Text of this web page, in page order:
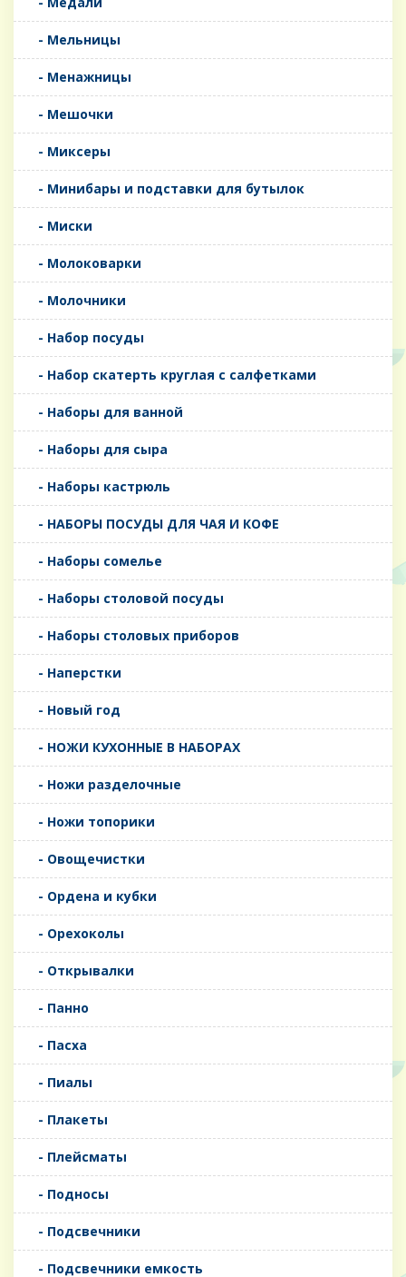
- Мельницы
- Менажницы
- Мешочки
- Миксеры
- Минибары и подставки для бутылок
- Миски
- Молоковарки
- Молочники
- Набор посуды
- Набор скатерть круглая с салфетками
- Наборы для ванной
- Наборы для сыра
- Наборы кастрюль
- НАБОРЫ ПОСУДЫ ДЛЯ ЧАЯ И КОФЕ
- Наборы сомелье
- Наборы столовой посуды
- Наборы столовых приборов
- Наперстки
- Новый год
- НОЖИ КУХОННЫЕ В НАБОРАХ
- Ножи разделочные
- Ножи топорики
- Овощечистки
- Ордена и кубки
- Орехоколы
- Открывалки
- Панно
- Пасха
- Пиалы
- Плакеты
- Плейсматы
- Подносы
- Подсвечники
- Подсвечники емкость